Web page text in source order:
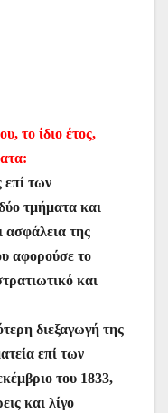
το ίδιο έτος,
των
τμήματα και
ασφάλεια της
αφορούσε το
και
διεξαγωγή της
επί των
του 1833,
και λίγο